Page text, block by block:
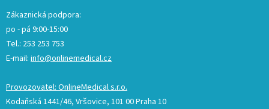
Zákaznická podpora:
po - pá 9:00-15:00
Tel.: 253 253 753
E-mail: info@onlinemedical.cz
Provozovatel: OnlineMedical s.r.o.
Kodaňská 1441/46, Vršovice, 101 00 Praha 10